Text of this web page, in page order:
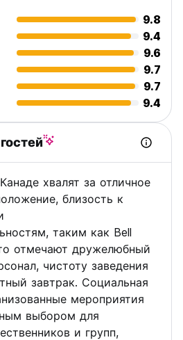
не включают налог на
уменьшенном тарифе для
5$ за ночь в
10$ за ночь в
удержаны по прибытию с тех, у
карт.
9.8
9.4
9.6
9.7
9.7
9.4
хвалят за отличное
близость к
таким как Bell
отмечают дружелюбный
чистоту заведения
завтрак. Социальная
мероприятия
выбором для
и групп,